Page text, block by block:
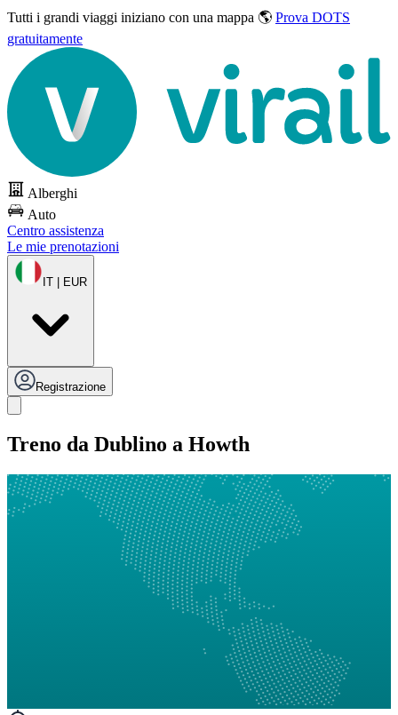
Tutti i grandi viaggi iniziano con una mappa 🌎 Prova DOTS
gratuitamente
Alberghi
Auto
Centro assistenza
Le mie prenotazioni
IT | EUR
Registrazione
Treno da Dublino a Howth